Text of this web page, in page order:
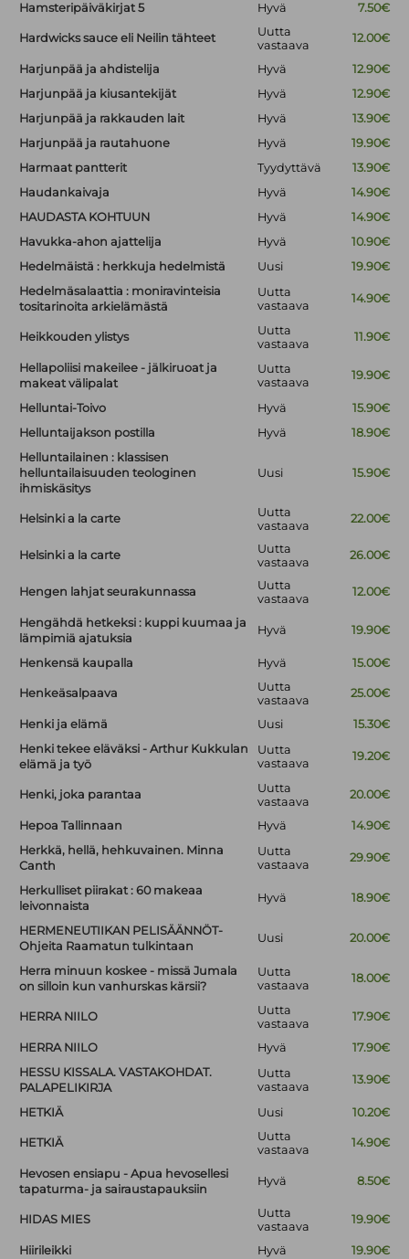
Hamsteripäiväkirjat 5
Hyvä 7.50€
Hardwicks sauce eli Neilin tähteet
Uutta
vastaava
12.00€
Harjunpää ja ahdistelija Hyvä
12.90€
Harjunpää ja kiusantekijät
Hyvä
12.90€
Harjunpää ja rakkauden lait
Hyvä
13.90€
Harjunpää ja rautahuone
Hyvä
19.90€
Harmaat pantterit
Tyydyttävä
13.90€
Haudankaivaja
Hyvä
14.90€
HAUDASTA KOHTUUN
Hyvä
14.90€
Havukka-ahon ajattelija
Hyvä
10.90€
Hedelmäistä : herkkuja hedelmistä
Uusi
19.90€
Hedelmäsalaattia : moniravinteisia
tositarinoita arkielämästä
Uutta
vastaava
14.90€
Heikkouden ylistys
Uutta
vastaava
11.90€
Hellapoliisi makeilee - jälkiruoat ja
makeat välipalat
Uutta
vastaava
19.90€
Helluntai-Toivo Hyvä
15.90€
Helluntaijakson postilla
Hyvä
18.90€
Helluntailainen : klassisen
helluntailaisuuden teologinen
ihmiskäsitys
Uusi 15.90€
Helsinki a la carte
Uutta
vastaava
22.00€
Helsinki a la carte
Uutta
vastaava
26.00€
Hengen lahjat seurakunnassa
Uutta
vastaava
12.00€
Hengähdä hetkeksi : kuppi kuumaa ja
lämpimiä ajatuksia
Hyvä 19.90€
Henkensä kaupalla Hyvä 15.00€
Henkeäsalpaava
Uutta
vastaava
25.00€
Henki ja elämä Uusi
15.30€
Henki tekee eläväksi - Arthur Kukkulan
elämä ja työ
Uutta
vastaava
19.20€
Henki, joka parantaa
Uutta
vastaava
20.00€
Hepoa Tallinnaan Hyvä
14.90€
Herkkä, hellä, hehkuvainen. Minna
Canth
Uutta
vastaava
29.90€
Herkulliset piirakat : 60 makeaa
leivonnaista
Hyvä 18.90€
HERMENEUTIIKAN PELISÄÄNNÖT-
Ohjeita Raamatun tulkintaan
Uusi 20.00€
Herra minuun koskee - missä Jumala
on silloin kun vanhurskas kärsii?
Uutta
vastaava
18.00€
HERRA NIILO
Uutta
vastaava
17.90€
HERRA NIILO Hyvä
17.90€
HESSU KISSALA. VASTAKOHDAT.
PALAPELIKIRJA
Uutta
vastaava
13.90€
HETKIÄ Uusi 10.20€
HETKIÄ
Uutta
vastaava
14.90€
Hevosen ensiapu - Apua hevosellesi
tapaturma- ja sairaustapauksiin
Hyvä 8.50€
HIDAS MIES
Uutta
vastaava
19.90€
Hiirileikki Hyvä
19.90€